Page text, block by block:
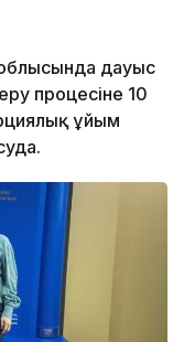
дауыс
процесіне 10
ұйым